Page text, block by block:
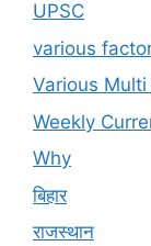
UPSC
various
Various
Weekly
Why
बिहार
राजस्थान